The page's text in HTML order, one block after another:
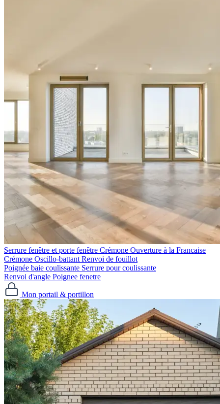
Serrure fenêtre et porte fenêtre
Crémone Ouverture à la Francaise
Crémone Oscillo-battant Renvoi de fouillot
Poignée baie coulissante Serrure pour coulissante
Renvoi d'angle Poignee fenetre
Mon portail & portillon